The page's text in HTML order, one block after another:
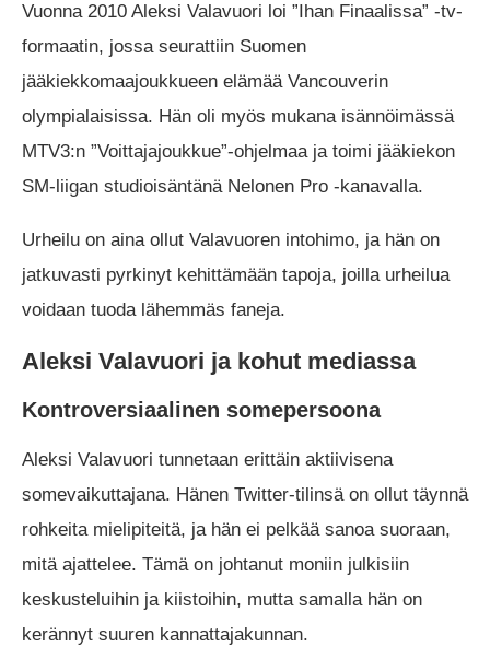
Vuonna 2010 Aleksi Valavuori loi ”Ihan Finaalissa” -tv-
formaatin, jossa seurattiin Suomen
jääkiekkomaajoukkueen elämää Vancouverin
olympialaisissa. Hän oli myös mukana isännöimässä
MTV3:n ”Voittajajoukkue”-ohjelmaa ja toimi jääkiekon
SM-liigan studioisäntänä Nelonen Pro -kanavalla.
Urheilu on aina ollut Valavuoren intohimo, ja hän on
jatkuvasti pyrkinyt kehittämään tapoja, joilla urheilua
voidaan tuoda lähemmäs faneja.
Aleksi Valavuori ja kohut mediassa
Kontroversiaalinen somepersoona
Aleksi Valavuori tunnetaan erittäin aktiivisena
somevaikuttajana. Hänen Twitter-tilinsä on ollut täynnä
rohkeita mielipiteitä, ja hän ei pelkää sanoa suoraan,
mitä ajattelee. Tämä on johtanut moniin julkisiin
keskusteluihin ja kiistoihin, mutta samalla hän on
kerännyt suuren kannattajakunnan.